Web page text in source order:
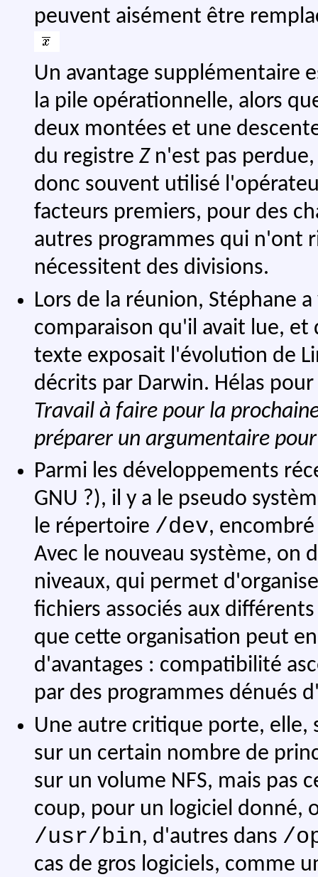
peuvent aisément être
Un avantage supplémentaire
la pile opérationnelle, alors
deux montées et une
du registre Z n'est pas
donc souvent utilisé
facteurs premiers, pour des
autres programmes qui n'ont
nécessitent des divisions.
Lors de la réunion, Stéphane
comparaison qu'il avait lue, et
texte exposait l'évolution de
décrits par Darwin. Hélas
Travail à faire pour la
préparer un argumentaire
Parmi les développements
GNU ?), il y a le pseudo
le répertoire /dev,
Avec le nouveau système, on
niveaux, qui permet
fichiers associés aux
que cette organisation peut
d'avantages : compatibilité
par des programmes dénués
Une autre critique porte, elle,
sur un certain nombre de
sur un volume NFS, mais pas
coup, pour un logiciel donné,
/usr/bin, d'autres dans /
cas de gros logiciels, comme